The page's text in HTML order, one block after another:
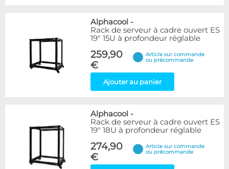
Alphacool -
Rack de serveur à cadre ouvert ES
19" 15U à profondeur réglable
259,90
€
Article sur commande
ou précommande
Ajouter au panier
Alphacool -
Rack de serveur à cadre ouvert ES
19" 18U à profondeur réglable
274,90
€
Article sur commande
ou précommande